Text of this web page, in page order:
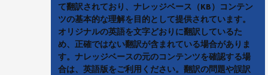
て翻訳されており、ナレッジベース（KB）コンテン
ツの基本的な理解を目的として提供されています。
オリジナルの英語を文字どおりに翻訳しているた
め、正確ではない翻訳が含まれている場合がありま
す。ナレッジベースの元のコンテンツを確認する場
合は、英語版をご利用ください。翻訳の問題や誤訳